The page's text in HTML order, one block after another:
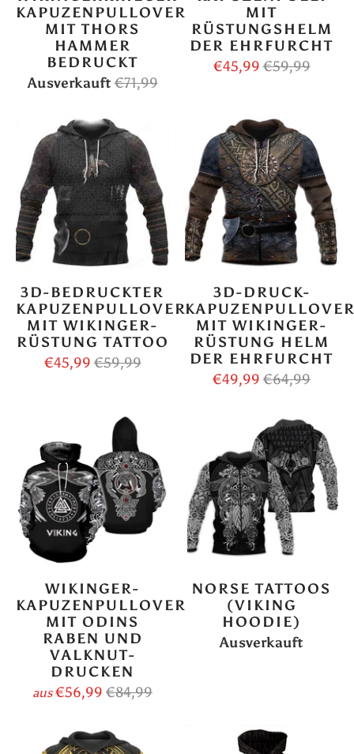
KAPUZENPULLOVER
MIT THORS
HAMMER
BEDRUCKT
Ausverkauft €71,99
MIT
RÜSTUNGSHELM
DER EHRFURCHT
€45,99 €59,99
3D-BEDRUCKTER
KAPUZENPULLOVER
MIT WIKINGER-
RÜSTUNG TATTOO
€45,99 €59,99
3D-DRUCK-
MIT WIKINGER-
RÜSTUNG HELM
DER EHRFURCHT
€49,99 €64,99
WIKINGER-
KAPUZENPULLOVER
MIT ODINS
RABEN UND
VALKNUT-
DRUCKEN
aus €56,99 €84,99
NORSE TATTOOS
(VIKING
HOODIE)
Ausverkauft